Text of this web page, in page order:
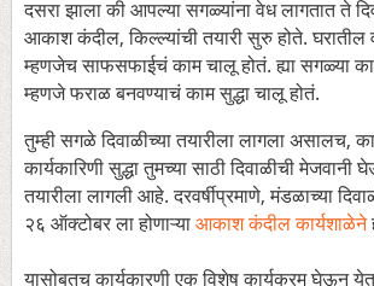
दसरा झाला की आपल्या सगळ्यांना वेध लागतात ते
आकाश कंदील, किल्ल्यांची तयारी सुरु होते. घरातील
म्हणजेच साफसफाईचं काम चालू होतं. ह्या सगळ्या
म्हणजे फराळ बनवण्याचं काम सुद्धा चालू होतं.
तुम्ही सगळे दिवाळीच्या तयारीला लागला असालच,
कार्यकारिणी सुद्धा तुमच्या साठी दिवाळीची मेजवानी
तयारीला लागली आहे. दरवर्षीप्रमाणे, मंडळाच्या
२६ ऑक्टोबर ला होणाऱ्याआकाश कंदील कार्यशाळेने
यासोबतच कार्यकारणी एक विशेष कार्यक्रम घेऊन